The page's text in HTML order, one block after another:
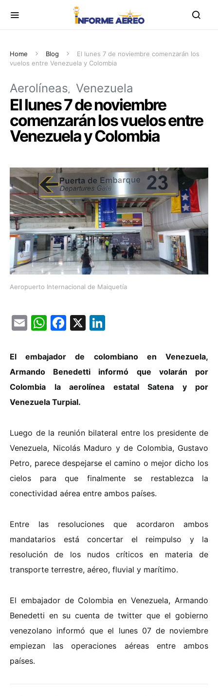
Home Blog
El lunes 7 de noviembre comenzarán los
vuelos entre Venezuela y Colombia
Aerolíneas Venezuela
El lunes 7 de noviembre
comenzarán los vuelos entre
Venezuela y Colombia
Aeropuerto Internacional de Maiquetía
EmailWhatsApp
Facebook
X
El embajador de colombiano en Venezuela,
Armando Benedetti informó que volarán por
Colombia la aerolínea estatal Satena y por
Venezuela Turpial.
Luego de la reunión bilateral entre los presidente de
Venezuela, Nicolás Maduro y de Colombia, Gustavo
Petro, parece despejarse el camino o mejor dicho los
cielos para que finalmente se restablezca la
conectividad aérea entre ambos países.
Entre las resoluciones que acordaron ambos
mandatarios está concertar el reimpulso y la
resolución de los nudos críticos en materia de
transporte terrestre, aéreo, fluvial y marítimo.
El embajador de Colombia en Venezuela, Armando
Benedetti en su cuenta de twitter que el gobierno
venezolano informó que el lunes 07 de noviembre
empiezan las operaciones aéreas entre ambos
países.